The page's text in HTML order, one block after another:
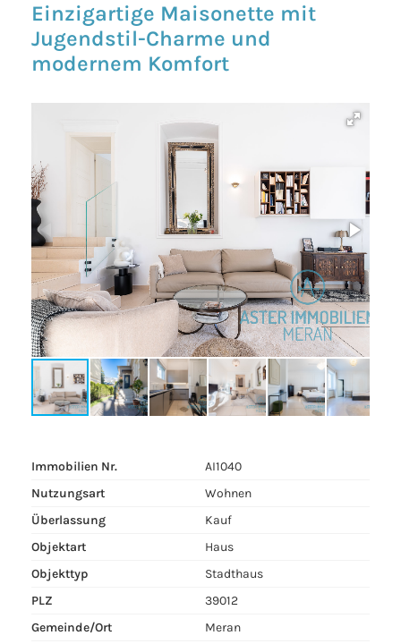
Einzigartige Maisonette mit
Jugendstil-Charme und
modernem Komfort
Immobilien Nr.
AI1040
Nutzungsart
Wohnen
Überlassung
Kauf
Objektart
Haus
Objekttyp
Stadthaus
PLZ
39012
Gemeinde/Ort
Meran